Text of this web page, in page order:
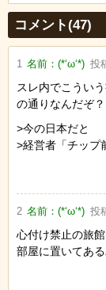
Powered by
コメント(47)
1 名前：(*‘ω‘*) 投
スレ内でこうい
の通りなんだぞ？
>今の日本だと
>経営者「チップ
2 名前：(*‘ω‘*) 投
心付け禁止の旅
部屋に置いてあ